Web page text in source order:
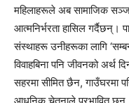
महिलाहरूले अब सामाजिक
आत्मनिर्भरता हासिल गर्दैछन्।
संस्थाहरू उनीहरूका लागि
विवाहबिना पनि जीवनको
सहरमा सीमित छैन, गाउँघरमा